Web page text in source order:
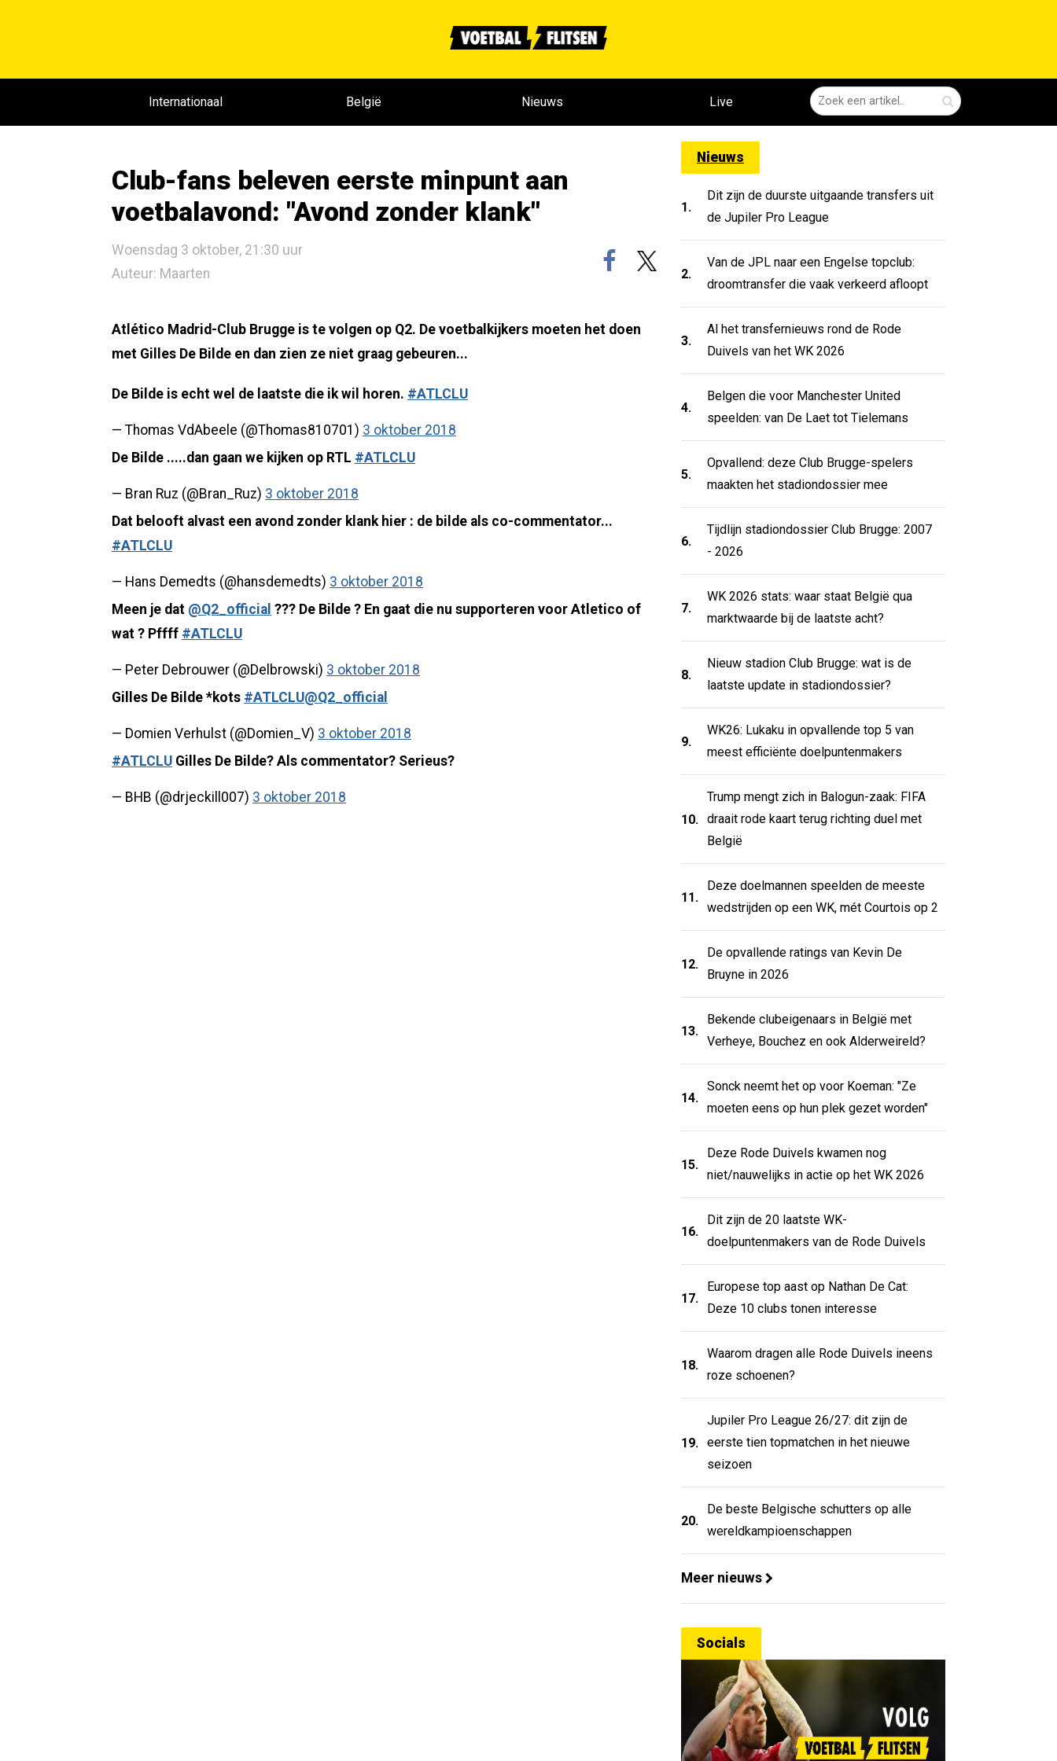
Internationaal België Nieuws Live
Club-fans beleven eerste minpunt aan
voetbalavond: "Avond zonder klank"
Woensdag 3 oktober, 21:30 uur
Auteur: Maarten
Atlético Madrid-Club Brugge is te volgen op Q2. De voetbalkijkers moeten het doen
met Gilles De Bilde en dan zien ze niet graag gebeuren...
De Bilde is echt wel de laatste die ik wil horen. #ATLCLU
— Thomas VdAbeele (@Thomas810701) 3 oktober 2018
De Bilde .....dan gaan we kijken op RTL #ATLCLU
— Bran Ruz (@Bran_Ruz) 3 oktober 2018
Dat belooft alvast een avond zonder klank hier : de bilde als co-commentator...
#ATLCLU
— Hans Demedts (@hansdemedts) 3 oktober 2018
Meen je dat @Q2_official ??? De Bilde ? En gaat die nu supporteren voor Atletico of
wat ? Pffff #ATLCLU
— Peter Debrouwer (@Delbrowski) 3 oktober 2018
Gilles De Bilde *kots #ATLCLU@Q2_official
— Domien Verhulst (@Domien_V) 3 oktober 2018
#ATLCLU Gilles De Bilde? Als commentator? Serieus?
— BHB (@drjeckill007) 3 oktober 2018
Nieuws
1.
Dit zijn de duurste uitgaande transfers uit
de Jupiler Pro League
2.
Van de JPL naar een Engelse topclub:
droomtransfer die vaak verkeerd afloopt
3.
Al het transfernieuws rond de Rode
Duivels van het WK 2026
4.
Belgen die voor Manchester United
speelden: van De Laet tot Tielemans
5.
Opvallend: deze Club Brugge-spelers
maakten het stadiondossier mee
6.
Tijdlijn stadiondossier Club Brugge: 2007
- 2026
7.
WK 2026 stats: waar staat België qua
marktwaarde bij de laatste acht?
8.
Nieuw stadion Club Brugge: wat is de
laatste update in stadiondossier?
9.
WK26: Lukaku in opvallende top 5 van
meest efficiënte doelpuntenmakers
10.
Trump mengt zich in Balogun-zaak: FIFA
draait rode kaart terug richting duel met
België
11.
Deze doelmannen speelden de meeste
wedstrijden op een WK, mét Courtois op 2
12.
De opvallende ratings van Kevin De
Bruyne in 2026
13.
Bekende clubeigenaars in België met
Verheye, Bouchez en ook Alderweireld?
14.
Sonck neemt het op voor Koeman: "Ze
moeten eens op hun plek gezet worden"
15.
Deze Rode Duivels kwamen nog
niet/nauwelijks in actie op het WK 2026
16.
Dit zijn de 20 laatste WK-
doelpuntenmakers van de Rode Duivels
17.
Europese top aast op Nathan De Cat:
Deze 10 clubs tonen interesse
18.
Waarom dragen alle Rode Duivels ineens
roze schoenen?
19.
Jupiler Pro League 26/27: dit zijn de
eerste tien topmatchen in het nieuwe
seizoen
20.
De beste Belgische schutters op alle
wereldkampioenschappen
Meer nieuws
Socials